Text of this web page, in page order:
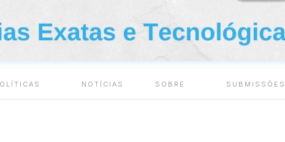
NOTÍCIAS SOBRE SUBMISSÕES